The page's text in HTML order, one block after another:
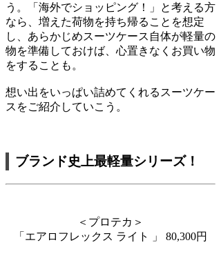
う。「海外でショッピング！」と考える方
なら、増えた荷物を持ち帰ることを想定
し、あらかじめスーツケース自体が軽量の
物を準備しておけば、心置きなくお買い物
をすることも。
想い出をいっぱい詰めてくれるスーツケー
スをご紹介していこう。
ブランド史上最軽量シリーズ！
＜プロテカ＞
「エアロフレックス ライト 」 80,300円